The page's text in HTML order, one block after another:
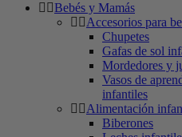
Bebés y Mamás
Accesorios para
Chupetes
Gafas de sol
Mordedores y
Vasos de
infantiles
Alimentación
Biberones